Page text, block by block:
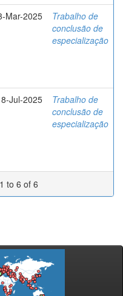
Mar-2025
Trabalho de
conclusão de
especialização
Jul-2025
Trabalho de
conclusão de
especialização
to 6 of 6